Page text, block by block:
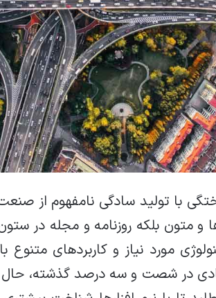
با تولید سادگی نامفهوم از
و متون بلکه روزنامه و مجله در
مورد نیاز و کاربردهای متنوع
در شصت و سه درصد گذشته، حال